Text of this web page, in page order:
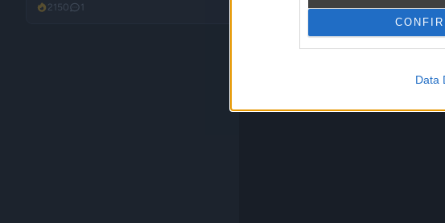
Data
2150 1 Madka Polka